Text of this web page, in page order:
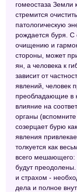
Сонник
Восточный
Сонник Велес
Сонник
Сонник
Сонник
Новейший
Сонник для
Сонник
Современный
гомеостаза Земли
стремится
патологическую
рождается буря. С
очищению и
стороны, может
ян, а человека к
зависит от
явлений, человек
преобладающие в
влияние на
органы
созерцает бурю
явления
толкуется как
всего мешающего:
будут
и страхом -
дела и полное